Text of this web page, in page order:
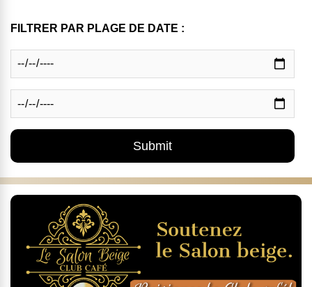
FILTRER PAR PLAGE DE DATE :